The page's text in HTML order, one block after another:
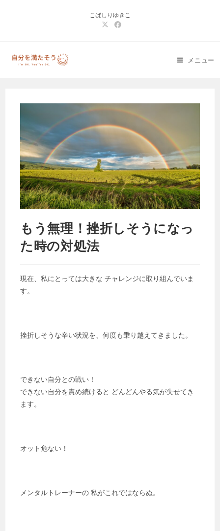
こばしりゆきこ
メニュー
もう無理！挫折しそうになっ
た時の対処法
現在、私にとっては大きな チャレンジに取り組んでいま
す。
挫折しそうな辛い状況を、何度も乗り越えてきました。
できない自分との戦い！
できない自分を責め続けると どんどんやる気が失せてき
ます。
オット危ない！
メンタルトレーナーの 私がこれではならぬ。